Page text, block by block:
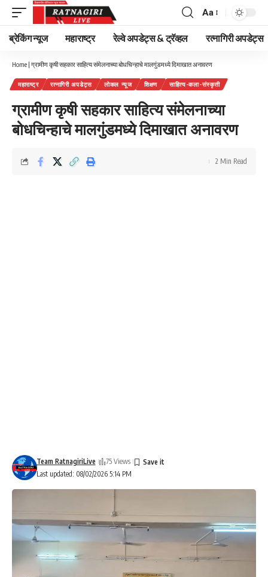
Font
Resizer
Aa
ब्रेकिंग न्यूज महाराष्ट्र रेल्वे अपडेट्स & ट्रॅव्हल रत्नागिरी अपडेट्स
Home | ग्रामीण कृषी सहकार साहित्य संमेलनाच्या बोधचिन्हाचे मालगुंडमध्ये दिमाखात अनावरण
महाराष्ट्र रत्नागिरी अपडेट्स लोकल न्यूज शिक्षण साहित्य-कला-संस्कृती
ग्रामीण कृषी सहकार साहित्य संमेलनाच्या
बोधचिन्हाचे मालगुंडमध्ये दिमाखात अनावरण
Last updated: 08/02/2026 5:14 PM
Team RatnagiriLive 75 Views
2 Min Read